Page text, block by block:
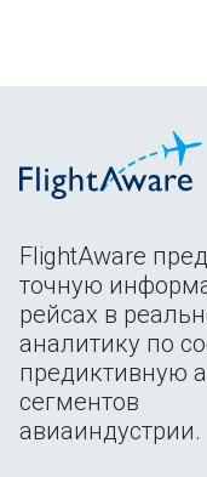
FlightAware
точную
рейсах в
аналитику по
предиктивную
сегментов
авиаиндустрии.